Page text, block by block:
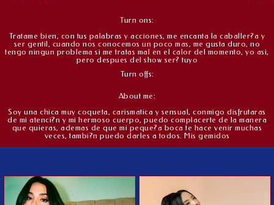
Turn ons:
Tratame bien, con tus palabras y acciones, me encanta la caballer?a y
ser gentil, cuando nos conocemos un poco mas, me gusta duro, no
tengo ningun problema si me tratas mal en el calor del momento, yo asi,
pero despues del show ser? tuyo
Turn offs:
About me:
Soy una chica muy coqueta, carismatica y sensual, conmigo disfrutaras
de mi atenci?n y mi hermoso cuerpo, puedo complacerte de la manera
que quieras, ademas de que mi peque?a boca te hace venir muchas
veces, tambi?n puedo darles a todos. Mis gemidos